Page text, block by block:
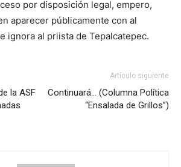
por disposición legal, empero,
aparecer públicamente con al
ignora al priista de Tepalcatepec.
la ASF
Artículo siguiente
Continuará… (Columna Política
“Ensalada de Grillos”)